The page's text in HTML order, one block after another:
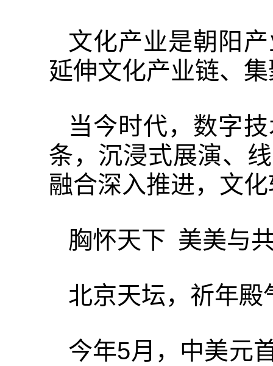
文化产业是朝阳
延伸文化产业链、
当今时代，数字
条，沉浸式展演、
融合深入推进，文
胸怀天下 美美与
北京天坛，祈年
今年5月，中美元